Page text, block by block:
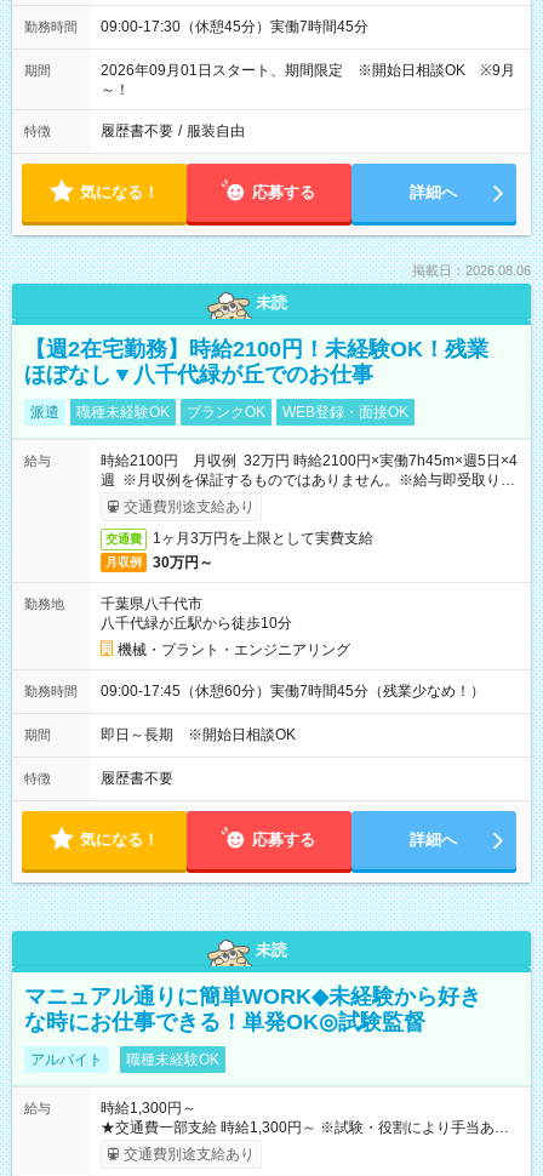
勤務時間 09:00-17:30（休憩45分）実働7時間45分
期間
2026年09月01日スタート、期間限定 ※開始日相談OK ※9月
～！
特徴 履歴書不要 / 服装自由
気になる！ 応募する 詳細へ
掲載日：2026.08.06
未読
【週2在宅勤務】時給2100円！未経験OK！残業
ほぼなし▼八千代緑が丘でのお仕事
派遣 職種未経験OK ブランクOK WEB登録・面接OK
給与
時給2100円 月収例 32万円 時給2100円×実働7h45m×週5日×4
週 ※月収例を保証するものではありません。※給与即受取りサ
ービス利用可（利用条件有）
交通費別途支給あり
交通費 1ヶ月3万円を上限として実費支給
月収例 30万円～
勤務地
千葉県八千代市
八千代緑が丘駅から徒歩10分
機械・プラント・エンジニアリング
勤務時間 09:00-17:45（休憩60分）実働7時間45分（残業少なめ！）
期間 即日～長期 ※開始日相談OK
特徴 履歴書不要
気になる！ 応募する 詳細へ
未読
マニュアル通りに簡単WORK◆未経験から好き
な時にお仕事できる！単発OK◎試験監督
アルバイト 職種未経験OK
給与
時給1,300円～
★交通費一部支給 時給1,300円～ ※試験・役割により手当あり
※勤務回数により昇給あり 【即給（前払い）オプションあ
り！】 希望される場合、勤務から1週間ほどで給与の一部を受け
交通費別途支給あり